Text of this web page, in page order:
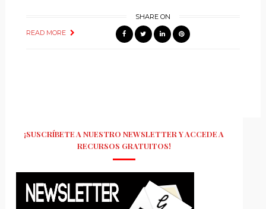
READ MORE
SHARE ON
¡SUSCRÍBETE A NUESTRO NEWSLETTER Y ACCEDE A
RECURSOS GRATUITOS!